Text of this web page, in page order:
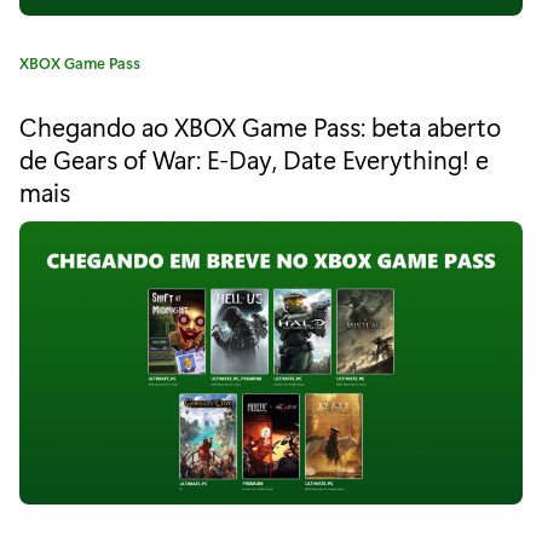
h
i
l
a
t
o
r
c
C
e
g
o
XBOX Game Pass
Chegando ao XBOX Game Pass: beta aberto
de Gears of War: E-Day, Date Everything! e
mais